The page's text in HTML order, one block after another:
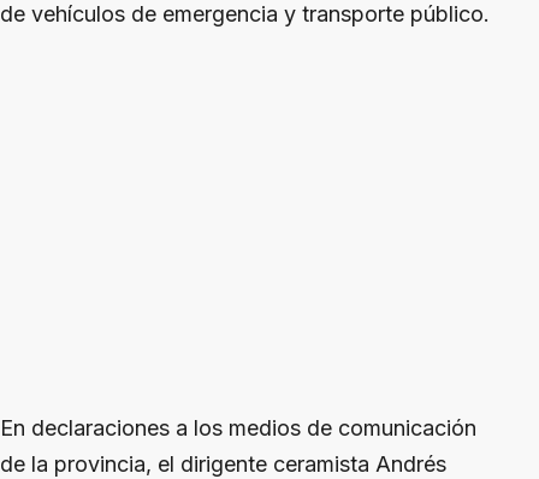
de vehículos de emergencia y transporte público.
En declaraciones a los medios de comunicación
de la provincia, el dirigente ceramista Andrés